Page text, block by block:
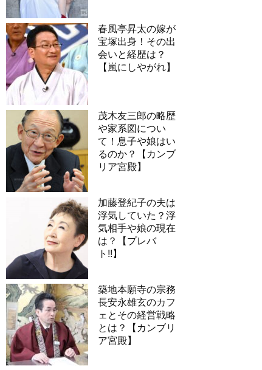
春風亭昇太の嫁が
宝塚出身！その出
会いと経歴は？
【嵐にしやがれ】
茂木友三郎の略歴
や家系図につい
て！息子や娘はい
るのか？【カンブ
リア宮殿】
加藤登紀子の夫は
浮気していた？浮
気相手や娘の現在
は？【プレバ
ト!!】
築地本願寺の宗務
長安永雄玄のカフ
ェとその経営戦略
とは？【カンブリ
ア宮殿】